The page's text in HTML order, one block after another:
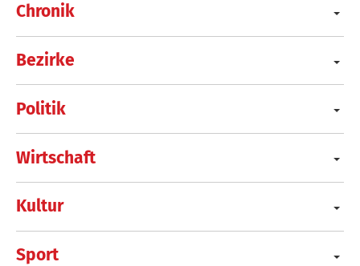
Chronik
Bezirke
Politik
Wirtschaft
Kultur
Sport